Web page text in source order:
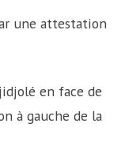
une attestation
en face de
à gauche de la